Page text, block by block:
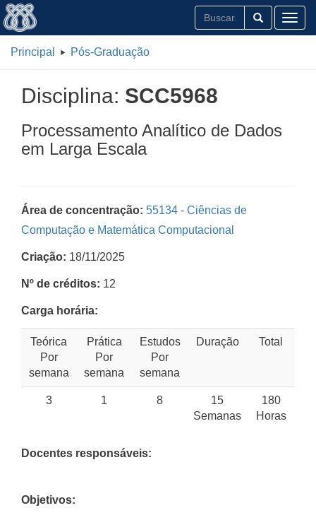
Principal Pós-Graduação
Disciplina: SCC5968
Processamento Analítico de Dados
em Larga Escala
Área de concentração: 55134 - Ciências de
Computação e Matemática Computacional
Criação: 18/11/2025
Nº de créditos: 12
Carga horária:
Teórica
Por
semana
Prática
Por
semana
Estudos
Por
semana
Duração Total
3 1 8
15
Semanas
180
Horas
Docentes responsáveis:
Objetivos: